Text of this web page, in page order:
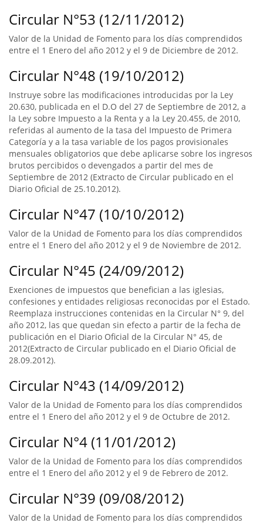
Circular N°53 (12/11/2012)
Valor de la Unidad de Fomento para los días comprendidos
entre el 1 Enero del año 2012 y el 9 de Diciembre de 2012.
Circular N°48 (19/10/2012)
Instruye sobre las modificaciones introducidas por la Ley
20.630, publicada en el D.O del 27 de Septiembre de 2012, a
la Ley sobre Impuesto a la Renta y a la Ley 20.455, de 2010,
referidas al aumento de la tasa del Impuesto de Primera
Categoría y a la tasa variable de los pagos provisionales
mensuales obligatorios que debe aplicarse sobre los ingresos
brutos percibidos o devengados a partir del mes de
Septiembre de 2012 (Extracto de Circular publicado en el
Diario Oficial de 25.10.2012).
Circular N°47 (10/10/2012)
Valor de la Unidad de Fomento para los días comprendidos
entre el 1 Enero del año 2012 y el 9 de Noviembre de 2012.
Circular N°45 (24/09/2012)
Exenciones de impuestos que benefician a las iglesias,
confesiones y entidades religiosas reconocidas por el Estado.
Reemplaza instrucciones contenidas en la Circular N° 9, del
año 2012, las que quedan sin efecto a partir de la fecha de
publicación en el Diario Oficial de la Circular N° 45, de
2012(Extracto de Circular publicado en el Diario Oficial de
28.09.2012).
Circular N°43 (14/09/2012)
Valor de la Unidad de Fomento para los días comprendidos
entre el 1 Enero del año 2012 y el 9 de Octubre de 2012.
Circular N°4 (11/01/2012)
Valor de la Unidad de Fomento para los días comprendidos
entre el 1 Enero del año 2012 y el 9 de Febrero de 2012.
Circular N°39 (09/08/2012)
Valor de la Unidad de Fomento para los días comprendidos